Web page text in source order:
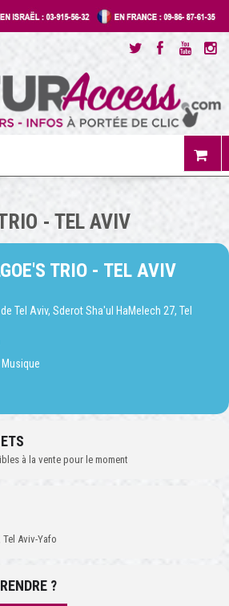
- TEL AVIV
TRIO - TEL AVIV
Tel Aviv, Sderot Sha'ul HaMelech 27, Tel
à la vente pour le moment
Aviv-Yafo
?